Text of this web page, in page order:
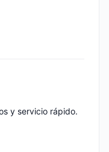
y servicio rápido.